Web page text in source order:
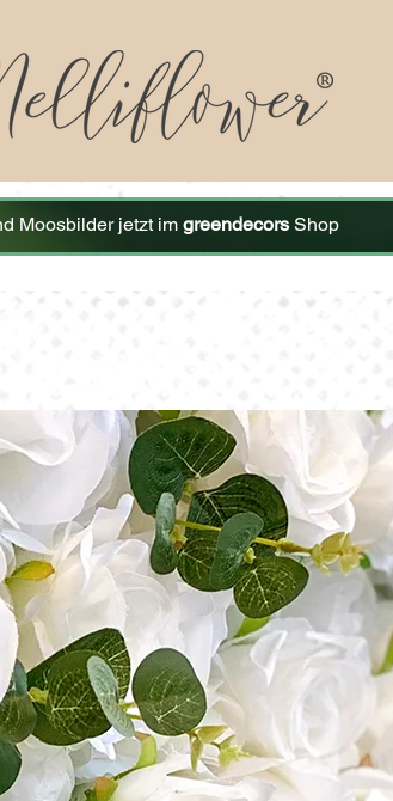
Moosbilder jetzt im greendecorsShop